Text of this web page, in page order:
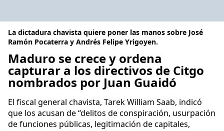
La dictadura chavista quiere poner las manos sobre José
Ramón Pocaterra y Andrés Felipe Yrigoyen.
Maduro se crece y ordena
capturar a los directivos de Citgo
nombrados por Juan Guaidó
El fiscal general chavista, Tarek William Saab, indicó
que los acusan de “delitos de conspiración, usurpación
de funciones públicas, legitimación de capitales,